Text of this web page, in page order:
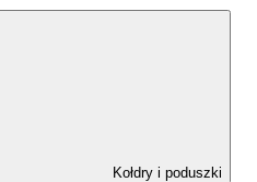
Kołdry i poduszki